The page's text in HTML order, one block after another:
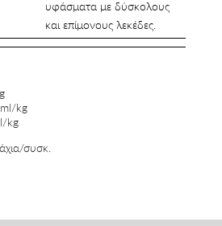
υφάσματα με δύσκολους
και επίμονους λεκέδες.
kg
kg
συσκ.